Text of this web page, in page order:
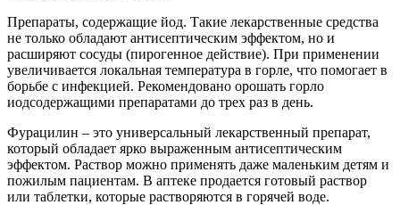
Препараты, содержащие йод. Такие лекарственные средства
не только обладают антисептическим эффектом, но и
расширяют сосуды (пирогенное действие). При применении
увеличивается локальная температура в горле, что помогает в
борьбе с инфекцией. Рекомендовано орошать горло
иодсодержащими препаратами до трех раз в день.
Фурацилин – это универсальный лекарственный препарат,
который обладает ярко выраженным антисептическим
эффектом. Раствор можно применять даже маленьким детям и
пожилым пациентам. В аптеке продается готовый раствор
или таблетки, которые растворяются в горячей воде.